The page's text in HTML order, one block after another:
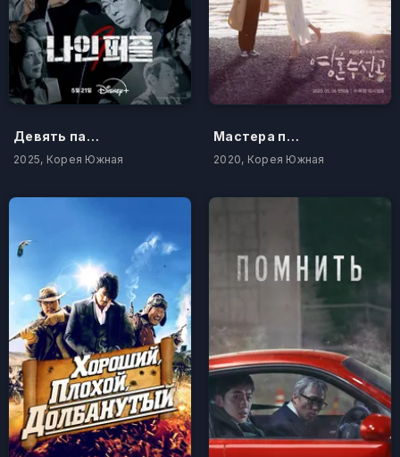
Девять пазлов
2025, Корея Южная
Мастера починки душ
2020, Корея Южная